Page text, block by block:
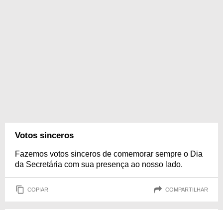
Votos sinceros
Fazemos votos sinceros de comemorar sempre o Dia
da Secretária com sua presença ao nosso lado.
COPIAR COMPARTILHAR